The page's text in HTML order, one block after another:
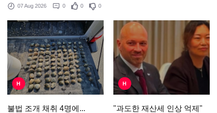
07 Aug 2026 0 0 0
H
불법 조개 채취 4명에...
H
"과도한 재산세 인상 억제"